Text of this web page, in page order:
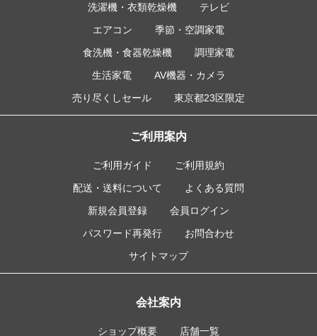
洗濯機・衣類乾燥機
テレビ
エアコン
季節・空調家電
食洗機・食器乾燥機
調理家電
生活家電
AV機器・カメラ
売り尽くしセール
東京都23区限定
ご利用案内
ご利用ガイド
ご利用規約
配送・送料について
よくある質問
新規会員登録
会員ログイン
パスワード再発行
お問合わせ
サイトマップ
会社案内
ショップ概要
店舗一覧